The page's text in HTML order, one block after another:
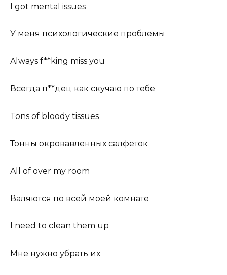
I got mental issues
У меня психологические проблемы
Always f**king miss you
Всегда п**дец как скучаю по тебе
Tons of bloody tissues
Тонны окровавленных салфеток
All of over my room
Валяются по всей моей комнате
I need to clean them up
Мне нужно убрать их